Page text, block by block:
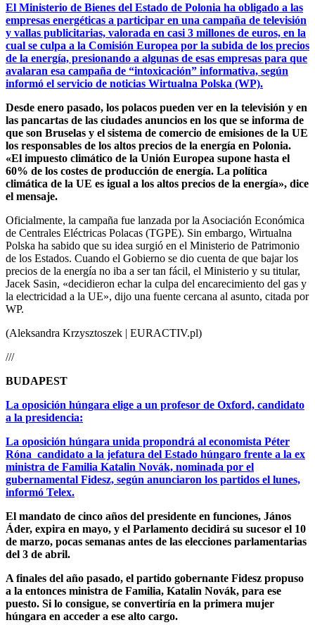
El Ministerio de Bienes del Estado de Polonia ha obligado a las
empresas energéticas a participar en una campaña de televisión
y vallas publicitarias, valorada en casi 3 millones de euros, en la
cual se culpa a la Comisión Europea por la subida de los precios
de la energía, presionando a algunas de esas empresas para que
avalaran esa campaña de “intoxicación” informativa, según
informó el servicio de noticias Wirtualna Polska (WP).
Desde enero pasado, los polacos pueden ver en la televisión y en
las pancartas de las ciudades anuncios en los que se informa de
que son Bruselas y el sistema de comercio de emisiones de la UE
los responsables de los altos precios de la energía en Polonia.
«El impuesto climático de la Unión Europea supone hasta el
60% de los costes de producción de energía. La política
climática de la UE es igual a los altos precios de la energía», dice
el mensaje.
Oficialmente, la campaña fue lanzada por la Asociación Económica
de Centrales Eléctricas Polacas (TGPE). Sin embargo, Wirtualna
Polska ha sabido que su idea surgió en el Ministerio de Patrimonio
de los Estados. Cuando el Gobierno se dio cuenta de que bajar los
precios de la energía no iba a ser tan fácil, el Ministerio y su titular,
Jacek Sasin, «decidieron echar la culpa del encarecimiento del gas y
la electricidad a la UE», dijo una fuente cercana al asunto, citada por
WP.
(Aleksandra Krzysztoszek | EURACTIV.pl)
///
BUDAPEST
La oposición húngara elige a un profesor de Oxford, candidato
a la presidencia:
La oposición húngara unida propondrá al economista Péter
Róna candidato a la jefatura del Estado húngaro frente a la ex
ministra de Familia Katalin Novák, nominada por el
gubernamental Fidesz, según anunciaron los partidos el lunes,
informó Telex.
El mandato de cinco años del presidente en funciones, János
Áder, expira en mayo, y el Parlamento decidirá su sucesor el 10
de marzo, pocas semanas antes de las elecciones parlamentarias
del 3 de abril.
A finales del año pasado, el partido gobernante Fidesz propuso
a la entonces ministra de Familia, Katalin Novák, para ese
puesto. Si lo consigue, se convertiría en la primera mujer
húngara en acceder a ese alto cargo.